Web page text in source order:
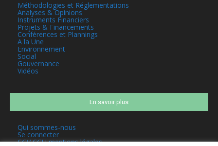
Méthodologies et Réglementations
Analyses & Opinions
Instruments Financiers
Projets & Financements
Conférences et Plannings
A la Une
Environnement
Social
Gouvernance
Vidéos
En savoir plus
Qui sommes-nous
Se connecter
CGV CGU mentions légales